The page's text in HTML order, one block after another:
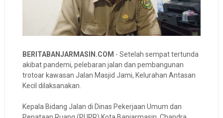
BERITABANJARMASIN.COM - Setelah sempat tertunda
akibat pandemi, pelebaran jalan dan pembangunan
trotoar kawasan Jalan Masjid Jami, Kelurahan Antasan
Kecil dilaksanakan.
Kepala Bidang Jalan di Dinas Pekerjaan Umum dan